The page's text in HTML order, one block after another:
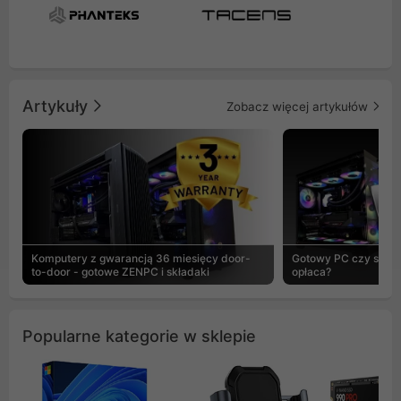
Artykuły Zobacz więcej artykułów
Komputery z gwarancją 36 miesięcy door-
to-door - gotowe ZENPC i składaki
Gotowy PC czy
opłaca?
Popularne kategorie w sklepie